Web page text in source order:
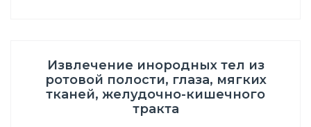
Извлечение инородных тел из
ротовой полости, глаза, мягких
тканей, желудочно-кишечного
тракта